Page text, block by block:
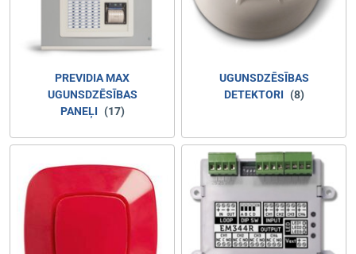
PREVIDIA MAX
UGUNSDZĒSĪBAS
PANEĻI
(17)
UGUNSDZĒSĪBAS
DETEKTORI
(8)